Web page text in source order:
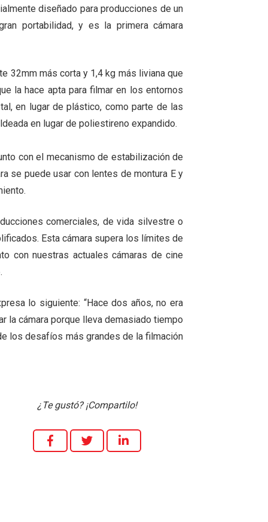
diseñado para producciones de un
portabilidad, y es la primera cámara
32mm más corta y 1,4 kg más liviana que
la hace apta para filmar en los entornos
en lugar de plástico, como parte de las
en lugar de poliestireno expandido.
con el mecanismo de estabilización de
se puede usar con lentes de montura E y
comerciales, de vida silvestre o
Esta cámara supera los límites de
con nuestras actuales cámaras de cine
lo siguiente: “Hace dos años, no era
la cámara porque lleva demasiado tiempo
los desafíos más grandes de la filmación
¿Te gustó? ¡Compartilo!